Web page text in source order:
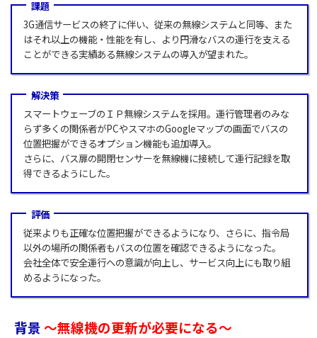
課題
3G通信サービスの終了に伴い、従来の無線システムと同等、また
はそれ以上の機能・性能を有し、より円滑なバスの運行を支える
ことができる実績ある無線システムの導入が望まれた。
解決策
スマートウェーブのＩＰ無線システムを採用。運行管理者のみな
らず多くの関係者がPCやスマホのGoogleマップの画面でバスの
位置把握ができるオプション機能も追加導入。
さらに、バス扉の開閉センサーを無線機に接続して運行記録を取
得できるようにした。
評価
従来よりも正確な位置把握ができるようになり、さらに、指令局
以外の場所の関係者もバスの位置を確認できるようになった。
会社全体で安全運行への意識が向上し、サービス向上にも取り組
めるようになった。
背景～無線機の更新が必要になる～